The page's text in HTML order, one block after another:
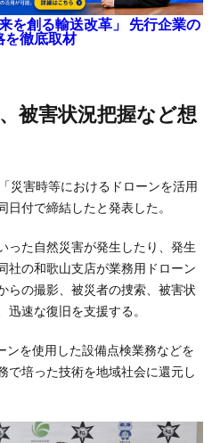
を創る輸送改革」 先行企業の
を徹底取材
災害時等におけるドローンを活用
日付で締結したと発表した。
った自然災害が発生したり、発生
社の和歌山支店が業務用ドローン
らの撮影、被災者の捜索、被害状
速な復旧を支援する。
を使用した設備点検業務などを
で培った技術を地域社会に還元し